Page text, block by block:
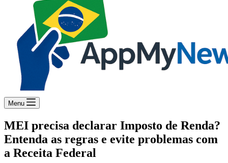
Menu
MEI precisa declarar Imposto de Renda?
Entenda as regras e evite problemas com
a Receita Federal